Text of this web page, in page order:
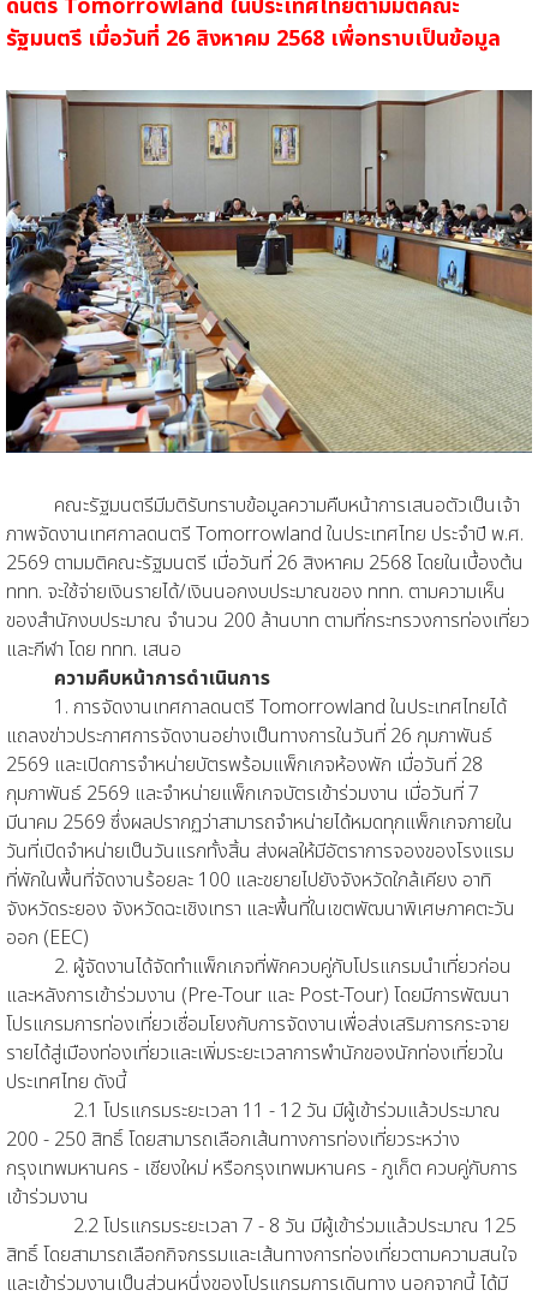
ดนตรี Tomorrowland ในประเทศไทยตามมติคณะ
รัฐมนตรี เมื่อวันที่ 26 สิงหาคม 2568 เพื่อทราบเป็นข้อมูล
คณะรัฐมนตรีมีมติรับทราบข้อมูลความคืบหน้าการเสนอตัวเป็นเจ้า
ภาพจัดงานเทศกาลดนตรี Tomorrowland ในประเทศไทย ประจำปี พ.ศ.
2569 ตามมติคณะรัฐมนตรี เมื่อวันที่ 26 สิงหาคม 2568 โดยในเบื้องต้น
ททท. จะใช้จ่ายเงินรายได้/เงินนอกงบประมาณของ ททท. ตามความเห็น
ของสำนักงบประมาณ จำนวน 200 ล้านบาท ตามที่กระทรวงการท่องเที่ยว
และกีฬา โดย ททท. เสนอ
ความคืบหน้าการดำเนินการ
1. การจัดงานเทศกาลดนตรี Tomorrowland ในประเทศไทยได้
แถลงข่าวประกาศการจัดงานอย่างเป็นทางการในวันที่ 26 กุมภาพันธ์
2569 และเปิดการจำหน่ายบัตรพร้อมแพ็กเกจห้องพัก เมื่อวันที่ 28
กุมภาพันธ์ 2569 และจำหน่ายแพ็กเกจบัตรเข้าร่วมงาน เมื่อวันที่ 7
มีนาคม 2569 ซึ่งผลปรากฏว่าสามารถจำหน่ายได้หมดทุกแพ็กเกจภายใน
วันที่เปิดจำหน่ายเป็นวันแรกทั้งสิ้น ส่งผลให้มีอัตราการจองของโรงแรม
ที่พักในพื้นที่จัดงานร้อยละ 100 และขยายไปยังจังหวัดใกล้เคียง อาทิ
จังหวัดระยอง จังหวัดฉะเชิงเทรา และพื้นที่ในเขตพัฒนาพิเศษภาคตะวัน
ออก (EEC)
2. ผู้จัดงานได้จัดทำแพ็กเกจที่พักควบคู่กับโปรแกรมนำเที่ยวก่อน
และหลังการเข้าร่วมงาน (Pre-Tour และ Post-Tour) โดยมีการพัฒนา
โปรแกรมการท่องเที่ยวเชื่อมโยงกับการจัดงานเพื่อส่งเสริมการกระจาย
รายได้สู่เมืองท่องเที่ยวและเพิ่มระยะเวลาการพำนักของนักท่องเที่ยวใน
ประเทศไทย ดังนี้
2.1 โปรแกรมระยะเวลา 11 - 12 วัน มีผู้เข้าร่วมแล้วประมาณ
200 - 250 สิทธิ์ โดยสามารถเลือกเส้นทางการท่องเที่ยวระหว่าง
กรุงเทพมหานคร - เชียงใหม่ หรือกรุงเทพมหานคร - ภูเก็ต ควบคู่กับการ
เข้าร่วมงาน
2.2 โปรแกรมระยะเวลา 7 - 8 วัน มีผู้เข้าร่วมแล้วประมาณ 125
สิทธิ์ โดยสามารถเลือกกิจกรรมและเส้นทางการท่องเที่ยวตามความสนใจ
และเข้าร่วมงานเป็นส่วนหนึ่งของโปรแกรมการเดินทาง นอกจากนี้ ได้มี